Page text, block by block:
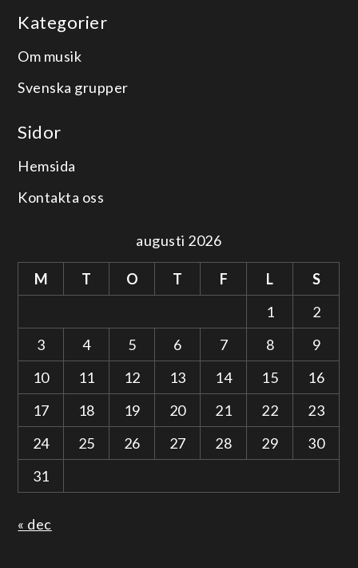
Kategorier
Om musik
Svenska grupper
Sidor
Hemsida
Kontakta oss
augusti 2026
M T O T F L
S
1
2
3
4 5 6 7 8
9
10
11 12 13 14 15
16
17
18 19 20 21 22
23
24
25 26 27 28 29
30
31
« dec